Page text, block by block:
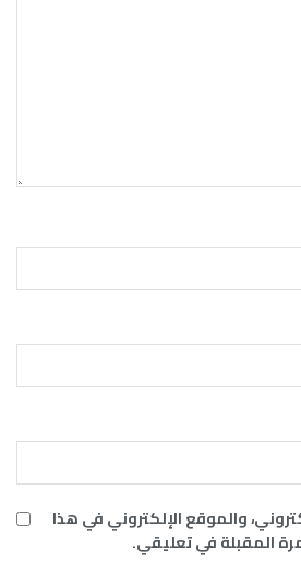
والموقع الإلكتروني في هذا
المقبلة في تعليقي.